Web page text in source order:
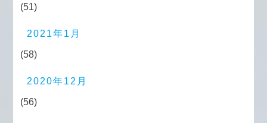
(51)
2021年1月
(58)
2020年12月
(56)